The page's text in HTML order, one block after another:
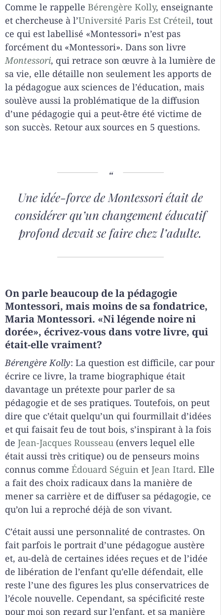
Comme le rappelle Bérengère Kolly, enseignante
et chercheuse à l’Université Paris Est Créteil, tout
ce qui est labellisé «Montessori» n’est pas
forcément du «Montessori». Dans son livre
Montessori, qui retrace son œuvre à la lumière de
sa vie, elle détaille non seulement les apports de
la pédagogue aux sciences de l’éducation, mais
soulève aussi la problématique de la diffusion
d’une pédagogie qui a peut-être été victime de
son succès. Retour aux sources en 5 questions.
Une idée-force de Montessori était de
considérer qu’un changement éducatif
profond devait se faire chez l’adulte.
On parle beaucoup de la pédagogie
Montessori, mais moins de sa fondatrice,
Maria Montessori. «Ni légende noire ni
dorée», écrivez-vous dans votre livre, qui
était-elle vraiment?
Bérengère Kolly: La question est difficile, car pour
écrire ce livre, la trame biographique était
davantage un prétexte pour parler de sa
pédagogie et de ses pratiques. Toutefois, on peut
dire que c’était quelqu’un qui fourmillait d’idées
et qui faisait feu de tout bois, s’inspirant à la fois
de Jean-Jacques Rousseau (envers lequel elle
était aussi très critique) ou de penseurs moins
connus comme Édouard Séguin et Jean Itard. Elle
a fait des choix radicaux dans la manière de
mener sa carrière et de diffuser sa pédagogie, ce
qu’on lui a reproché déjà de son vivant.
C’était aussi une personnalité de contrastes. On
fait parfois le portrait d’une pédagogue austère
et, au-delà de certaines idées reçues et de l’idée
de libération de l’enfant qu’elle défendait, elle
reste l’une des figures les plus conservatrices de
l’école nouvelle. Cependant, sa spécificité reste
pour moi son regard sur l’enfant, et sa manière